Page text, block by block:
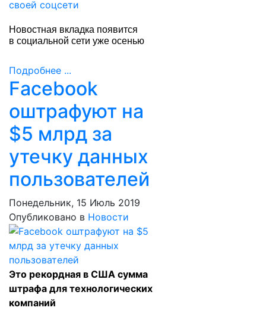
Новостная вкладка появится
в социальной сети уже осенью
Подробнее ...
Facebook
оштрафуют на
$5 млрд за
утечку данных
пользователей
Понедельник, 15 Июль 2019
Опубликовано в Новости
Это рекордная в США сумма
штрафа для технологических
компаний